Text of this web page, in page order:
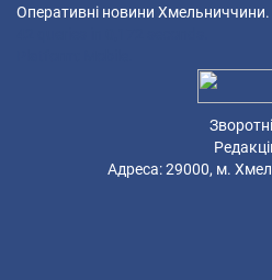
Оперативні новини Хмельниччини.
Адреса: 29000, м.